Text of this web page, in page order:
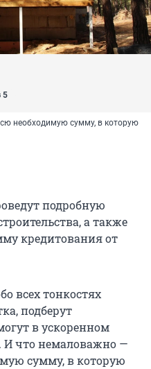
5
необходимую сумму, в которую
подробную
а также
кредитования от
всех тонкостях
подберут
в ускоренном
И что немаловажно —
сумму, в которую